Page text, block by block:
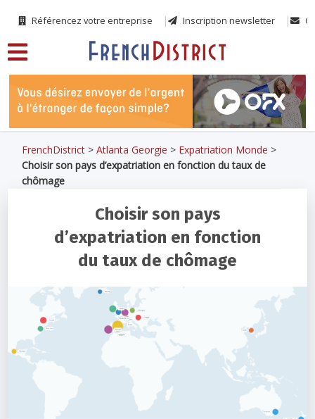
Référencez votre entreprise Inscription newsletter
FrenchDistrict >Atlanta Georgie > Expatriation Monde >
Choisir son pays d’expatriation en fonction du taux de
chômage
Choisir son pays
d’expatriation en fonction
du taux de chômage